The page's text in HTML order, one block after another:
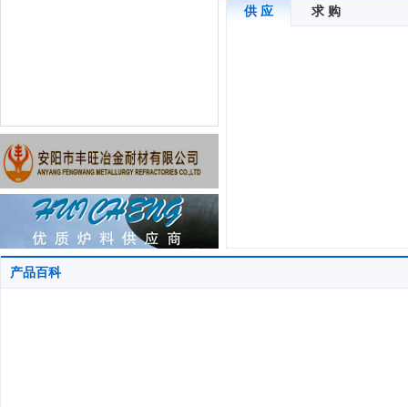
供 应 求 购
产品百科